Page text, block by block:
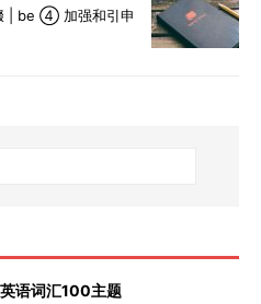
| be ④ 加强和引申
语词汇100主题